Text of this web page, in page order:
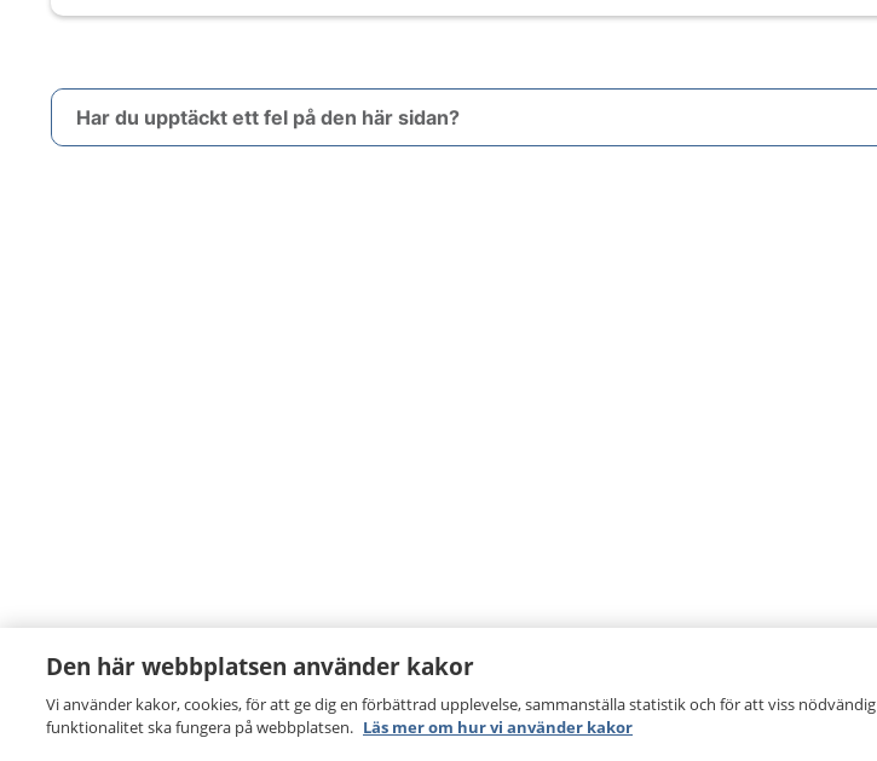
Har du upptäckt ett fel på den här sidan?
Den här webbplatsen använder kakor
Vi använder kakor, cookies, för att ge dig en förbättrad upplevelse, sammanställa statistik och för att viss nödvändig
funktionalitet ska fungera på webbplatsen. Läs mer om hur vi använder kakor